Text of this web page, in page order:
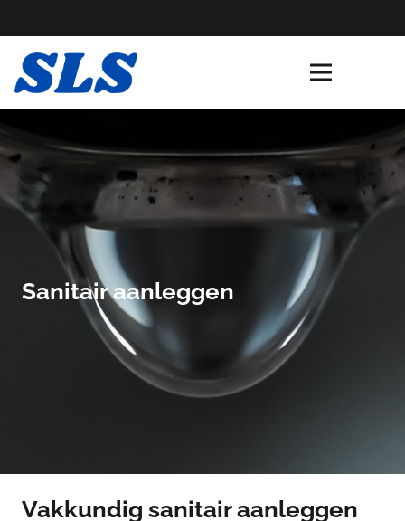
Sanitair aanleggen
Vakkundig sanitair aanleggen